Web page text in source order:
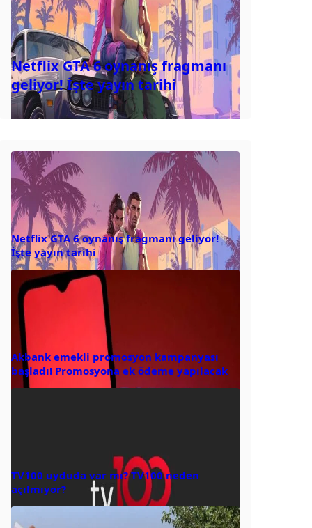
Netflix GTA 6 oynanış fragmanı
geliyor! İşte yayın tarihi
Netflix GTA 6 oynanış fragmanı geliyor!
İşte yayın tarihi
Akbank emekli promosyon kampanyası
başladı! Promosyona ek ödeme yapılacak
TV100 uyduda var mı? TV100 neden
açılmıyor?